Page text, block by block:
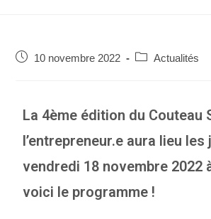
10 novembre 2022 Actualités
La 4ème édition du Couteau
l’entrepreneur.e aura lieu les
vendredi 18 novembre 2022
voici le programme !